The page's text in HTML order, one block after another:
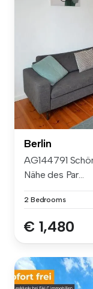
Berlin
AG144791
Nähe des Par...
2 Bedrooms
€ 1,480